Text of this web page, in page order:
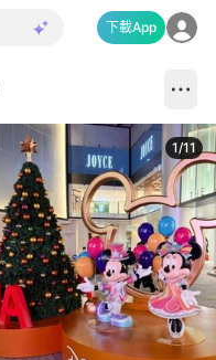
下載App
1/11